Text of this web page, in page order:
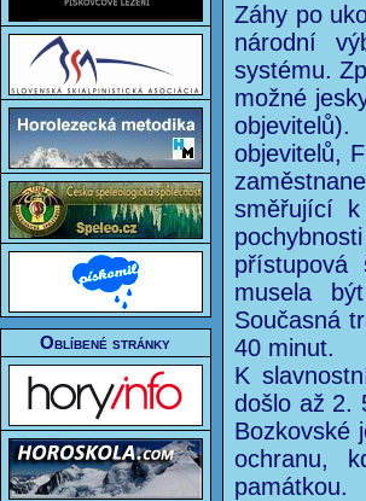
Oblíbené stránky
Záhy po
národní
systému.
možné
objevitelů,
směřující
musela
Současná
40 minut.
K
došlo až 2.
Bozkovské
ochranu,
památkou.